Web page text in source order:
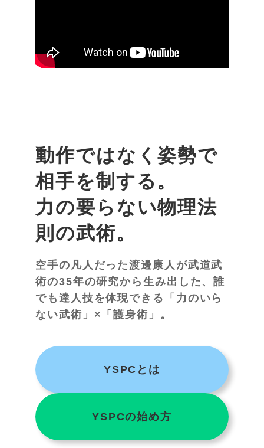
動作ではなく姿勢で
相手を制する。
力の要らない物理法
則の武術。
空手の凡人だった渡邊康人が武道武
術の35年の研究から生み出した、誰
でも達人技を体現できる「力のいら
ない武術」×「護身術」。
YSPCとは
YSPCの始め方